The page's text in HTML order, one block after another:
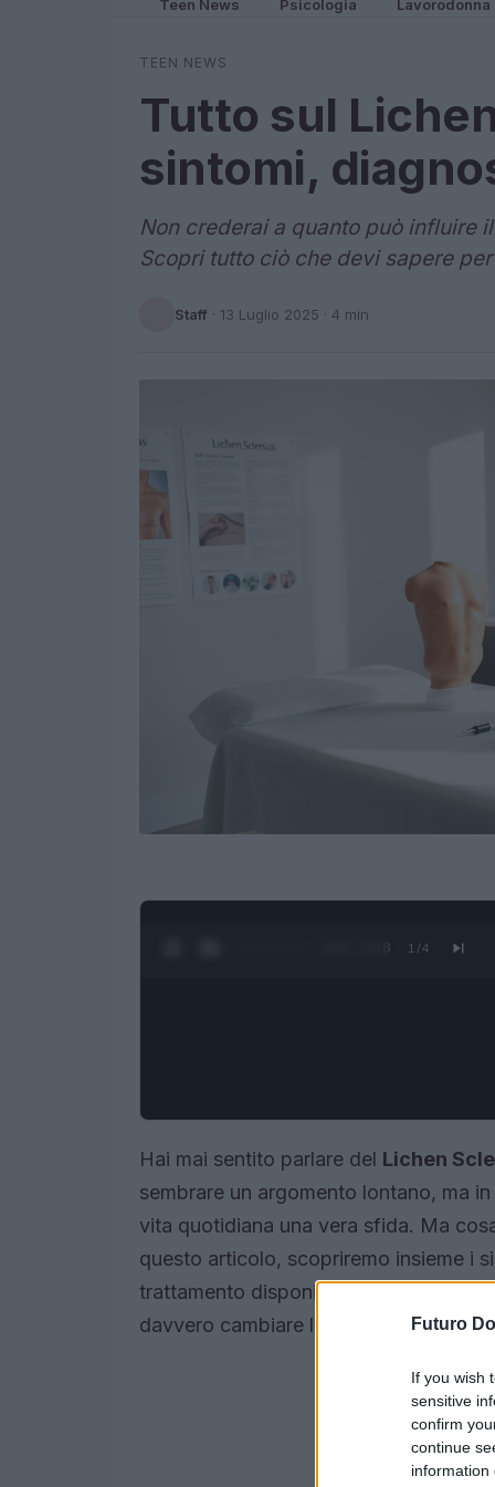
Futuro
If you wish
sensitive
confirm
continue
information
Teen News Psicologia Lavorodonna
TEEN NEWS
Tutto sul
sintomi,
Non crederai a quanto può influire
Scopri tutto ciò che devi sapere
Staff · 13 Luglio 2025 · 4 min
0:23 / 3:16 1 /4
Hai mai sentito parlare del Lichen
sembrare un argomento lontano, ma
vita quotidiana una vera sfida. Ma
questo articolo, scopriremo insieme i
trattamento disponibili. Preparati a
davvero cambiare la tua vita!